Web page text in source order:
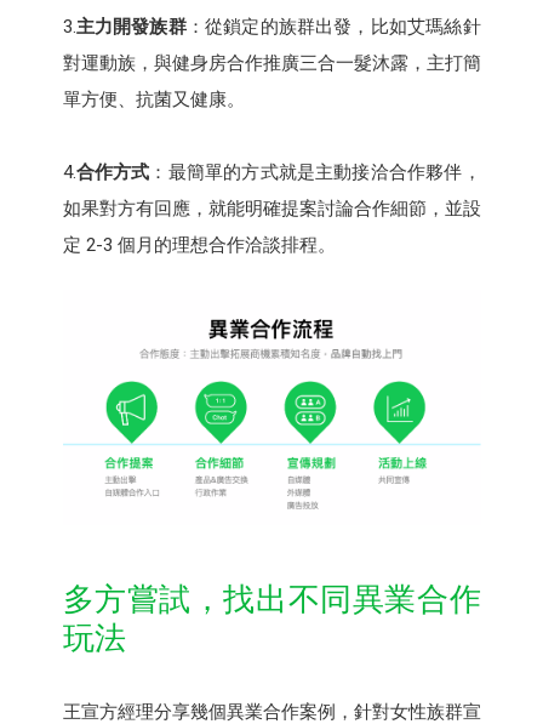
3.主力開發族群：從鎖定的族群出發，比如艾瑪絲針
對運動族，與健身房合作推廣三合一髮沐露，主打簡
單方便、抗菌又健康。
4.合作方式 ：最簡單的方式就是主動接洽合作夥伴，
如果對方有回應，就能明確提案討論合作細節，並設
定 2-3 個月的理想合作洽談排程。
多方嘗試，找出不同異業合作
玩法
王宣方經理分享幾個異業合作案例，針對女性族群宣